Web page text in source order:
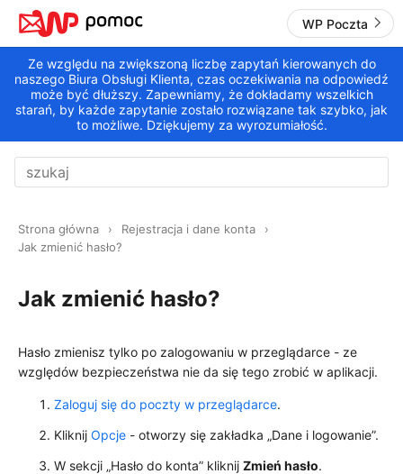
WP Poczta
Ze względu na zwiększoną liczbę zapytań kierowanych do
naszego Biura Obsługi Klienta, czas oczekiwania na odpowiedź
może być dłuższy. Zapewniamy, że dokładamy wszelkich
starań, by każde zapytanie zostało rozwiązane tak szybko, jak
to możliwe. Dziękujemy za wyrozumiałość.
Strona główna
Rejestracja i dane konta
Jak zmienić hasło?
Jak zmienić hasło?
Hasło zmienisz tylko po zalogowaniu w przeglądarce - ze
względów bezpieczeństwa nie da się tego zrobić w aplikacji.
Zaloguj się do poczty w przeglądarce.
Kliknij Opcje - otworzy się zakładka „Dane i logowanie”.
W sekcji „Hasło do konta” kliknij Zmień hasło.